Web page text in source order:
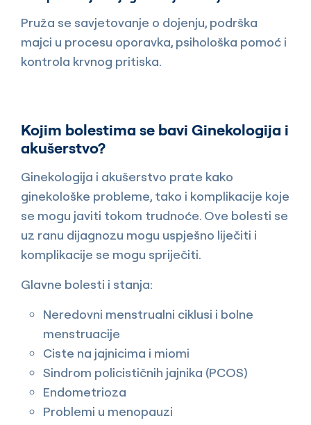
Pruža se savjetovanje o dojenju, podrška
majci u procesu oporavka, psihološka pomoć i
kontrola krvnog pritiska.
Kojim bolestima se bavi Ginekologija i
akušerstvo?
Ginekologija i akušerstvo prate kako
ginekološke probleme, tako i komplikacije koje
se mogu javiti tokom trudnoće. Ove bolesti se
uz ranu dijagnozu mogu uspješno liječiti i
komplikacije se mogu spriječiti.
Glavne bolesti i stanja:
Neredovni menstrualni ciklusi i bolne
menstruacije
Ciste na jajnicima i miomi
Sindrom policističnih jajnika (PCOS)
Endometrioza
Problemi u menopauzi